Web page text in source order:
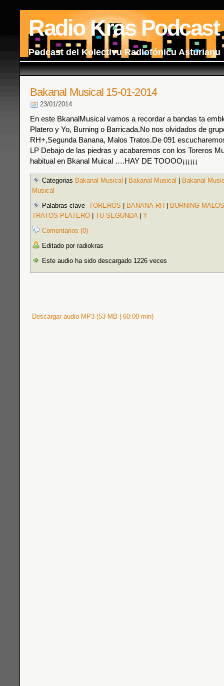
Radio Kras Podcast
Podcast del Kolectivu Radiofónicu Asturianu
Bakanal Musical 15-01-2014
23/01/2014
En este BkanalMusical vamos a recordar a bandas ta
Platero y Yo, Burning o Barricada.No nos olvidados de
RH+,Segunda Banana, Malos Tratos.De 091
LP Debajo de las piedras y acabaremos con los Toreros
habitual en Bkanal Muical ….HAY DE TOOOO¡¡¡¡¡¡
Categorias Bakanal Musical Bakanal Musical
Bakanal
Musical
Palabras clave -TOREROS BANANA-RH
BURNING-MALOS
TRATOS-PLATERO
TU-SEGUNDA| Y
Comentarios (0)
Editado por radiokras
Este audio ha sido descargado 1226 veces
Descargar audio MP3 (53 MB | 60:00 min)